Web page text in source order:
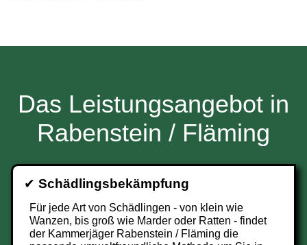
Das Leistungsangebot in
Rabenstein / Fläming
✔ Schädlingsbekämpfung
Für jede Art von Schädlingen - von klein wie
Wanzen, bis groß wie Marder oder Ratten - findet
der Kammerjäger Rabenstein / Fläming die